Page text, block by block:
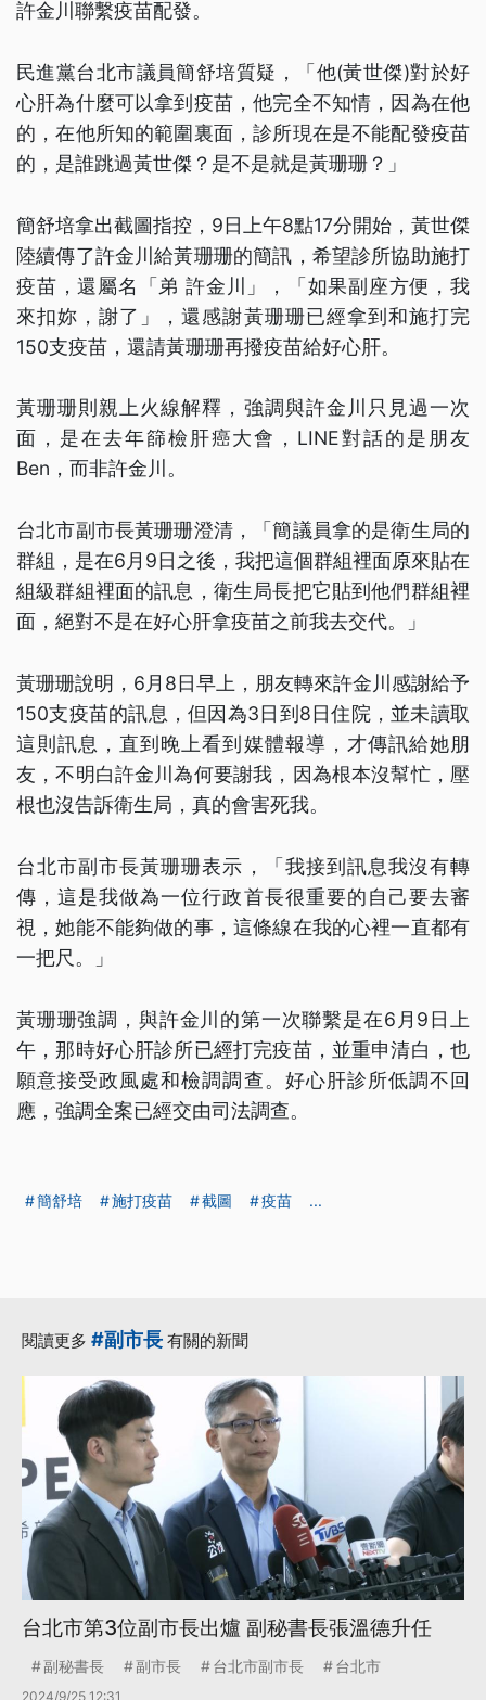
許金川聯繫疫苗配發。
民進黨台北市議員簡舒培質疑，「他(黃世傑)對於好
心肝為什麼可以拿到疫苗，他完全不知情，因為在他
的，在他所知的範圍裏面，診所現在是不能配發疫苗
的，是誰跳過黃世傑？是不是就是黃珊珊？」
簡舒培拿出截圖指控，9日上午8點17分開始，黃世傑
陸續傳了許金川給黃珊珊的簡訊，希望診所協助施打
疫苗，還屬名「弟 許金川」，「如果副座方便，我
來扣妳，謝了」，還感謝黃珊珊已經拿到和施打完
150支疫苗，還請黃珊珊再撥疫苗給好心肝。
黃珊珊則親上火線解釋，強調與許金川只見過一次
面，是在去年篩檢肝癌大會，LINE對話的是朋友
Ben，而非許金川。
台北市副市長黃珊珊澄清，「簡議員拿的是衛生局的
群組，是在6月9日之後，我把這個群組裡面原來貼在
組級群組裡面的訊息，衛生局長把它貼到他們群組裡
面，絕對不是在好心肝拿疫苗之前我去交代。」
黃珊珊說明，6月8日早上，朋友轉來許金川感謝給予
150支疫苗的訊息，但因為3日到8日住院，並未讀取
這則訊息，直到晚上看到媒體報導，才傳訊給她朋
友，不明白許金川為何要謝我，因為根本沒幫忙，壓
根也沒告訴衛生局，真的會害死我。
台北市副市長黃珊珊表示，「我接到訊息我沒有轉
傳，這是我做為一位行政首長很重要的自己要去審
視，她能不能夠做的事，這條線在我的心裡一直都有
一把尺。」
黃珊珊強調，與許金川的第一次聯繫是在6月9日上
午，那時好心肝診所已經打完疫苗，並重申清白，也
願意接受政風處和檢調調查。好心肝診所低調不回
應，強調全案已經交由司法調查。
簡舒培 施打疫苗 截圖 疫苗 ...
閱讀更多 #副市長 有關的新聞
台北市第3位副市長出爐 副秘書長張溫德升任
副秘書長 副市長 台北市副市長 台北市
2024/9/25 12:31